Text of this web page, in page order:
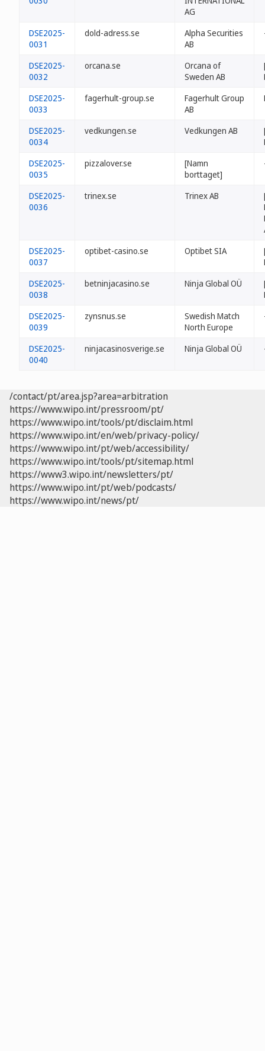
AG
DSE2025-
0031
dold-adress.se
Alpha Securities
AB
DSE2025-
0032
orcana.se
Orcana of
Sweden AB
DSE2025-
0033
fagerhult-group.se
Fagerhult Group
AB
DSE2025-
0034
vedkungen.se Vedkungen AB
DSE2025-
0035
pizzalover.se
[Namn
borttaget]
DSE2025-
0036
trinex.se Trinex AB
DSE2025-
0037
optibet-casino.se Optibet SIA
DSE2025-
0038
betninjacasino.se Ninja Global OÜ
DSE2025-
0039
zynsnus.se
Swedish Match
North Europe
DSE2025-
0040
ninjacasinosverige.se Ninja Global OÜ
/contact/pt/area.jsp?area=arbitration
https://www.wipo.int/pressroom/pt/
https://www.wipo.int/tools/pt/disclaim.html
https://www.wipo.int/en/web/privacy-policy/
https://www.wipo.int/pt/web/accessibility/
https://www.wipo.int/tools/pt/sitemap.html
https://www3.wipo.int/newsletters/pt/
https://www.wipo.int/pt/web/podcasts/
https://www.wipo.int/news/pt/